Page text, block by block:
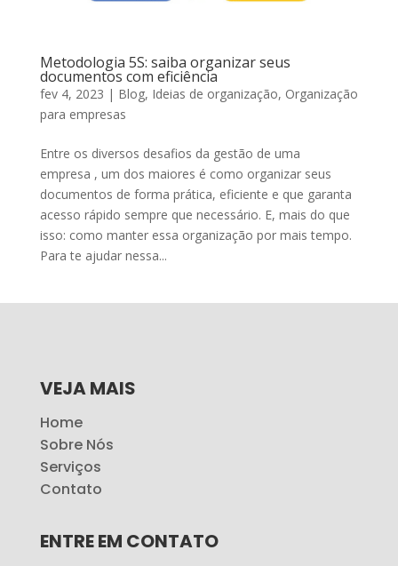
Metodologia 5S: saiba organizar seus
documentos com eficiência
fev 4, 2023 | Blog, Ideias de organização, Organização
para empresas
Entre os diversos desafios da gestão de uma
empresa , um dos maiores é como organizar seus
documentos de forma prática, eficiente e que garanta
acesso rápido sempre que necessário. E, mais do que
isso: como manter essa organização por mais tempo.
Para te ajudar nessa...
VEJA MAIS
Home
Sobre Nós
Serviços
Contato
ENTRE EM CONTATO